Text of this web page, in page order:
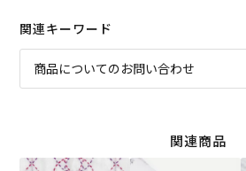
関連キーワード
商品についてのお問い合わせ
関連商品